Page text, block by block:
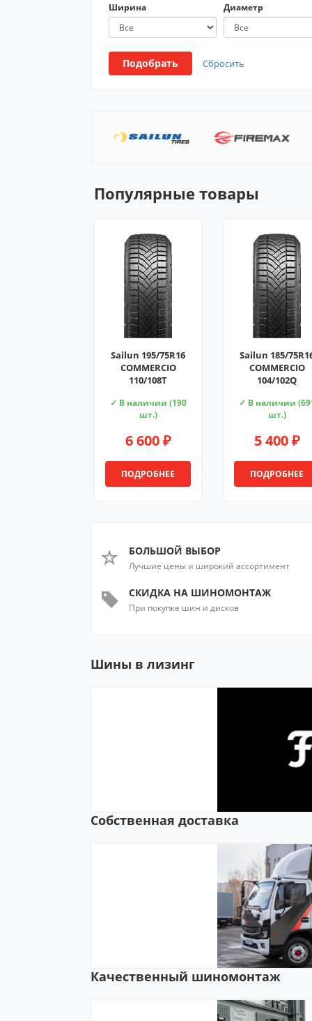
Ширина Диаметр
Подобрать Сбросить
Популярные товары
Sailun 195/75R16
COMMERCIO
110/108T
✓ В наличии (190
шт.)
6 600 ₽
ПОДРОБНЕЕ
Sailun 185/
COMMERCIO
104/102Q
✓ В наличии
шт.)
5 400 ₽
ПОДРОБНЕЕ
БОЛЬШОЙ ВЫБОР
Лучшие цены и широкий ассортимент
СКИДКА НА ШИНОМОНТАЖ
При покупке шин и дисков
Шины в лизинг
Собственная доставка
Качественный шиномонтаж